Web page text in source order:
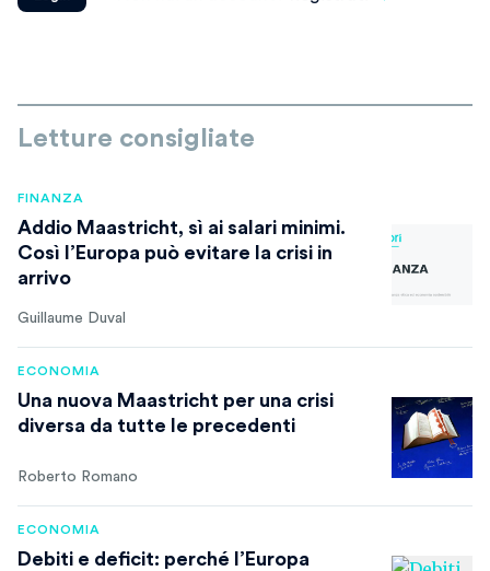
Letture consigliate
FINANZA
Addio Maastricht, sì ai salari minimi.
Così l’Europa può evitare la crisi in
arrivo
Guillaume Duval
ECONOMIA
Una nuova Maastricht per una crisi
diversa da tutte le precedenti
Roberto Romano
ECONOMIA
Debiti e deficit: perché l’Europa